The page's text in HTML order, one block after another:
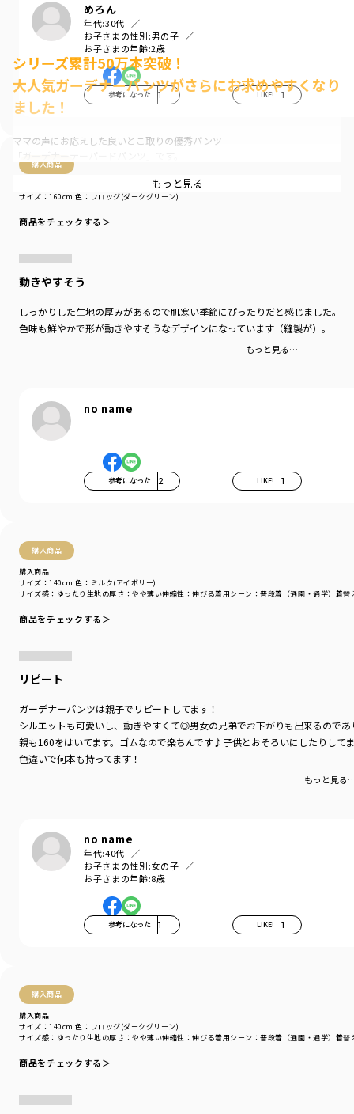
めろん
年代:30代
お子さまの性別:男の子
お子さまの年齢:2歳
参考になった 1 LIKE! 1
購入商品
サイズ：160cm 色：フロッグ(ダークグリーン)
商品をチェックする＞
動きやすそう
しっかりした生地の厚みがあるので肌寒い季節にぴったりだと感じました。
色味も鮮やかで形が動きやすそうなデザインになっています（縫製が）。
もっと見る…
no name
参考になった 2 LIKE! 1
購入商品
購入商品
サイズ感 ：ゆったり 生地の厚さ ：やや薄い伸縮性 ：伸びる着用シーン ：普段着（通園・通学） 着替
サイズ：140cm 色：ミルク(アイボリー)
商品をチェックする＞
リピート
ガーデナーパンツは親子でリピートしてます！
シルエットも可愛いし、動きやすくて◎男女の兄弟でお下がりも出来るのであ
親も160をはいてます。ゴムなので楽ちんです♪子供とおそろいにしたりして
色違いで何本も持ってます！
もっと見る
no name
年代:40代
お子さまの性別:女の子
お子さまの年齢:8歳
参考になった 1 LIKE! 1
購入商品
購入商品
サイズ感 ：ゆったり 生地の厚さ ：やや薄い伸縮性 ：伸びる着用シーン ：普段着（通園・通学） 着替
サイズ：140cm 色：フロッグ(ダークグリーン)
商品をチェックする＞
シリーズ累計50万本突破！
大人気ガーデナーパンツがさらにお求めやすくなり
ました！
ママの声にお応えした良いとこ取りの優秀パンツ
ガーデナーパンツに24AW新色が登場！
差し色に使いやすいフロッグ（ダークグリーン）
秋冬コーデを楽しめるキャロット（オレンジ）
待望の復刻色ミルク（アイボリー）
子どもがはきやすく動きやすい立体的なシルエット。
毎日使っていただけるしっかりとした丈夫で
伸びのある生地を使用しています。
ゆったりとした腰回りから、裾はすっきりと。
右後ろのポケットにはガーデナーパンツの目印でもある
フラッシャーが付いています。
伸縮性：あり
ポケット：あり
裏地：なし
ウエストゴム調整：可
着用イメージ/カラー：くるみ(ベージュ)
モデル：身長110.0cm 体重19kg
サイズ：サイズ110
ブランド
カテゴリ
／ ボトムス >ロングパンツ
カラー
／ブラウン
性別タイプ
／ BOY
商品番号
／11-4332-356
もっと見る